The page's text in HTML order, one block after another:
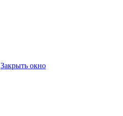
Закрыть окно